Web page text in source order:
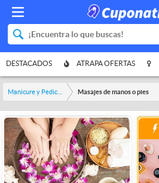
DESTACADOS ATRAPA OFERTAS
Masajes de manos o pies